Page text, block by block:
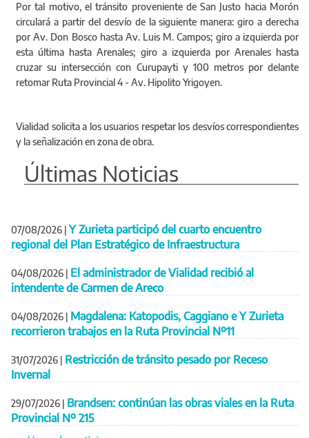
Por tal motivo, el tránsito proveniente de San Justo hacia Morón
circulará a partir del desvío de la siguiente manera: giro a derecha
por Av. Don Bosco hasta Av. Luis M. Campos; giro a izquierda por
esta última hasta Arenales; giro a izquierda por Arenales hasta
cruzar su intersección con Curupayti y 100 metros por delante
retomar Ruta Provincial 4 - Av. Hipolito Yrigoyen.
Vialidad solicita a los usuarios respetar los desvíos correspondientes
y la señalización en zona de obra.
Últimas Noticias
07/08/2026 | Y Zurieta participó del cuarto encuentro
regional del Plan Estratégico de Infraestructura
04/08/2026 | El administrador de Vialidad recibió al
intendente de Carmen de Areco
04/08/2026 | Magdalena: Katopodis, Caggiano e Y Zurieta
recorrieron trabajos en la Ruta Provincial Nº11
31/07/2026 | Restricción de tránsito pesado por Receso
Invernal
29/07/2026 | Brandsen: continúan las obras viales en la Ruta
Provincial Nº 215